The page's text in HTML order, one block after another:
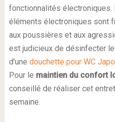
fonctionnalités électroniques.
éléments électroniques sont
aux poussières et aux
est judicieux de désinfecter
d’une douchette pour WC
Pour le maintien du confort
conseillé de réaliser cet
semaine.